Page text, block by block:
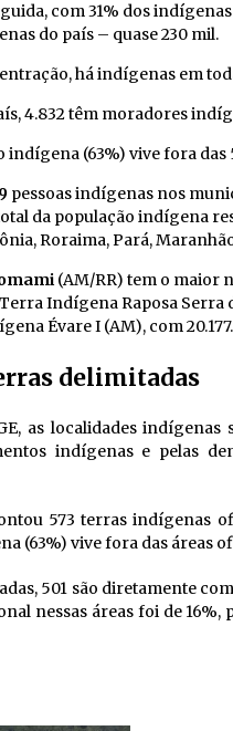
com 31% dos
do país – quase 230 mil.
há indígenas em
4.832 têm moradores
indígena (63%) vive fora
pessoas indígenas nos
da população indígena
Roraima, Pará,
(AM/RR) tem o maior
Indígena Raposa Serra
Évare I (AM), com 20.177.
delimitadas
as localidades
indígenas e pelas
573 terras indígenas
(63%) vive fora das áreas
501 são diretamente
nessas áreas foi de 16%,